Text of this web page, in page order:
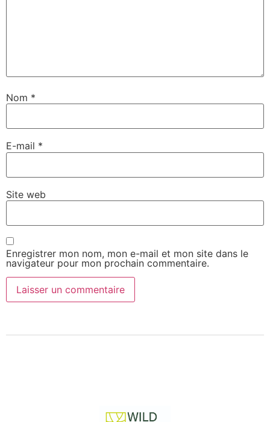
Nom *
E-mail *
Site web
Enregistrer mon nom, mon e-mail et mon site dans le
navigateur pour mon prochain commentaire.